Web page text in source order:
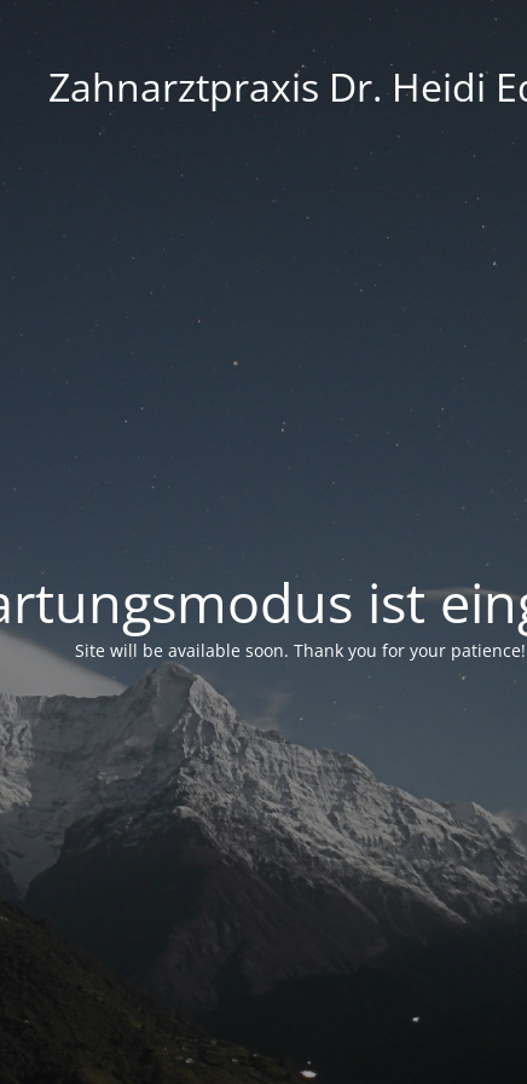
Zahnarztpraxis Dr. Heidi
ist
Site will be available soon. Thank you for your patience!